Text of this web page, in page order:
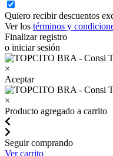
Quiero recibir descuentos
Ver los términos y
Finalizar registro
o iniciar sesión
×
Aceptar
×
Producto agregado a carrito
Seguir comprando
Ver carrito